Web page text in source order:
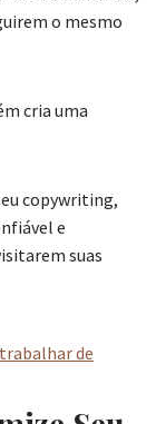
o mesmo
cria uma
copywriting,
e
suas